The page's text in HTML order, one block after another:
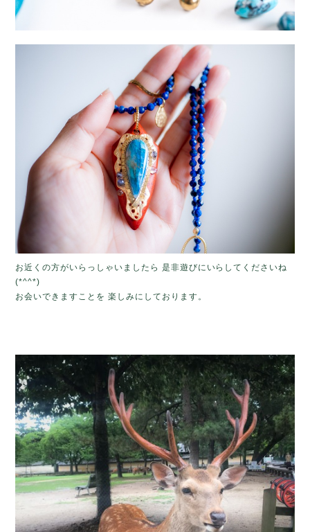
お近くの方がいらっしゃいましたら 是非遊びにいらしてくださいね
(*^^*)
お会いできますことを 楽しみにしております。